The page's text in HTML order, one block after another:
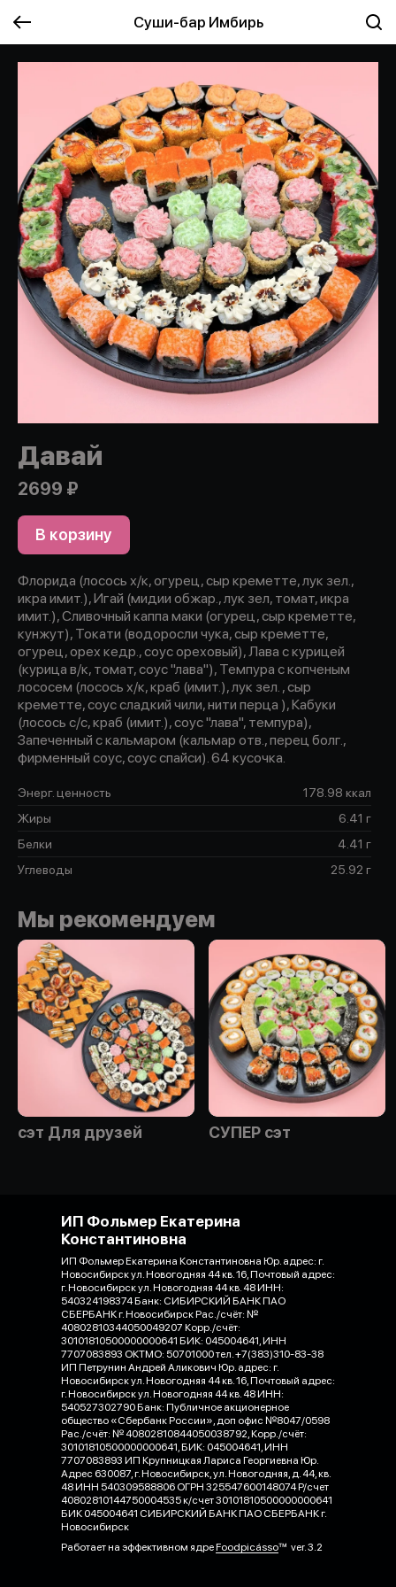
Суши-бар Имбирь
Давай
2699 ₽
В корзину
Флорида (лосось х/к, огурец, сыр креметте, лук зел.,
икра имит.), Игай (мидии обжар., лук зел, томат, икра
имит.), Сливочный каппа маки (огурец, сыр креметте,
кунжут), Токати (водоросли чука, сыр креметте,
огурец, орех кедр., соус ореховый), Лава с курицей
(курица в/к, томат, соус "лава"), Темпура с копченым
лососем (лосось х/к, краб (имит.), лук зел. , сыр
креметте, соус сладкий чили, нити перца ), Кабуки
(лосось с/с, краб (имит.), соус "лава", темпура),
Запеченный с кальмаром (кальмар отв., перец болг.,
фирменный соус, соус спайси). 64 кусочка.
Энерг. ценность
178.98 ккал
Жиры
6.41 г
Белки
4.41 г
Углеводы
25.92 г
Мы рекомендуем
сэт Для друзей СУПЕР сэт
ИП Фольмер Екатерина
Константиновна
ИП Фольмер Екатерина Константиновна Юр. адрес: г.
Новосибирск ул. Новогодняя 44 кв. 16, Почтовый адрес:
г. Новосибирск ул. Новогодняя 44 кв. 48 ИНН:
540324198374 Банк: СИБИРСКИЙ БАНК ПАО
СБЕРБАНК г. Новосибирск Рас./счёт: №
40802810344050049207 Корр./счёт:
30101810500000000641 БИК: 045004641, ИНН
7707083893 ОКТМО: 50701000 тел. +7(383)310-83-38
ИП Петрунин Андрей Аликович Юр. адрес: г.
Новосибирск ул. Новогодняя 44 кв. 16, Почтовый адрес:
г. Новосибирск ул. Новогодняя 44 кв. 48 ИНН:
540527302790 Банк: Публичное акционерное
общество «Сбербанк России», доп офис №8047/0598
Рас./счёт: № 40802810844050038792, Корр./счёт:
30101810500000000641, БИК: 045004641, ИНН
7707083893 ИП Крупницкая Лариса Георгиевна Юр.
Адрес 630087, г. Новосибирск, ул. Новогодняя, д. 44, кв.
48 ИНН 540309588806 ОГРН 325547600148074 Р/счет
40802810144750004535 к/счет 30101810500000000641
БИК 045004641 СИБИРСКИЙ БАНК ПАО СБЕРБАНК г.
Новосибирск
Работает на эффективном ядреFoodpicássover. 3.2